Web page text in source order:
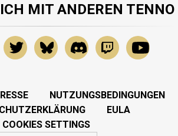
MIT ANDEREN TENNO
NUTZUNGSBEDINGUNGEN
EULA
COOKIES SETTINGS